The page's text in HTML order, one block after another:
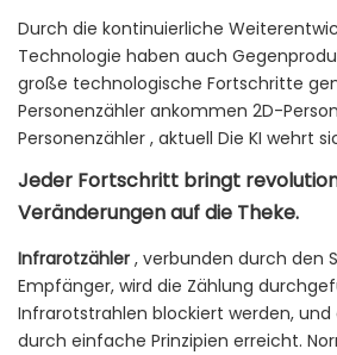
Durch die kontinuierliche
Technologie haben auch
große technologische Fortschritte
Personenzähler ankommen 2D-
Personenzähler , aktuell Die KI wehrt
Jeder Fortschritt bringt
Veränderungen auf die Theke.
Infrarotzähler , verbunden durch den
Empfänger, wird die Zählung
Infrarotstrahlen blockiert werden, und
durch einfache Prinzipien erreicht.